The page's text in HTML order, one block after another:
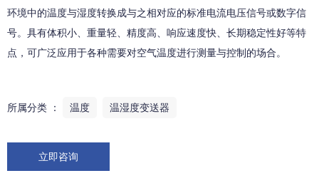
环境中的温度与湿度转换成与之相对应的标准电流电压信号或数字信
号。具有体积小、重量轻、精度高、响应速度快、长期稳定性好等特
点，可广泛应用于各种需要对空气温度进行测量与控制的场合。
所属分类 ： 温度 温湿度变送器
立即咨询